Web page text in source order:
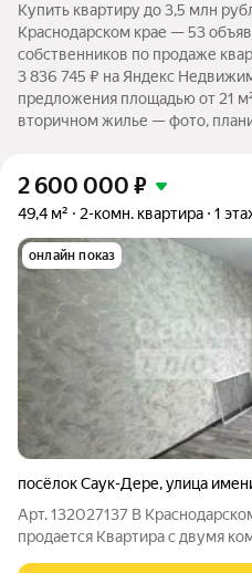
Купить квартиру до 3,5 млн
Краснодарском крае — 53
собственников по продаже
3 836 745 ₽ на Яндекс
предложения площадью от 21
вторичном жилье — фото,
2 600 000 ₽
49,4 м² 2-комн. квартира 1
онлайн показ
посёлок Саук-Дере,улица
Арт. 132027137 В
продается Квартира с двумя